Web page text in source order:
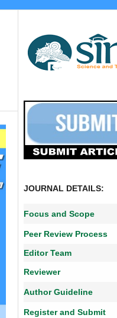
JOURNAL DETAILS:
Focus and Scope
Peer Review Process
Editor Team
Reviewer
Author Guideline
Register and Submit